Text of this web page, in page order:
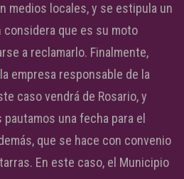
medios locales, y se estipula un
considera que es su moto
a reclamarlo. Finalmente,
empresa responsable de la
caso vendrá de Rosario, y
una fecha para el
que se hace con convenio
En este caso, el Municipio